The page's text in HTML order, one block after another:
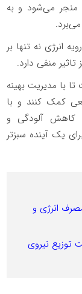
گاز سمی منجر می‌شود و به
انرژی نه تنها بر
منفی دارد.
با مدیریت بهینه
کمک کنند و با
کاهش آلودگی و
یک آینده سبزتر
انرژی و
نیروی